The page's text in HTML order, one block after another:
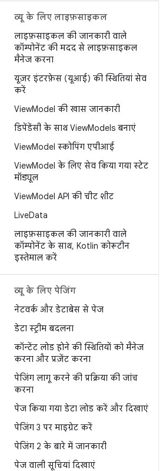
व्यू के लिए लाइफ़साइकल
लाइफ़साइकल की जानकारी वाले
कॉम्पोनेंट की मदद से लाइफ़साइकल
मैनेज करना
यूज़र इंटरफ़ेस (यूआई) की स्थितियां सेव
करें
ViewModel की खास जानकारी
डिपेंडेंसी के साथ ViewModels बनाएं
ViewModel स्कोपिंग एपीआई
ViewModel के लिए सेव किया गया स्टेट
मॉड्यूल
ViewModel API की चीट शीट
LiveData
लाइफ़साइकल की जानकारी वाले
कॉम्पोनेंट के साथ, Kotlin कोरूटीन
इस्तेमाल करें
व्यू के लिए पेजिंग
नेटवर्क और डेटाबेस से पेज
डेटा स्ट्रीम बदलना
कॉन्टेंट लोड होने की स्थितियों को मैनेज
करना और प्रज़ेंट करना
पेजिंग लागू करने की प्रक्रिया की जांच
करना
पेज किया गया डेटा लोड करें और दिखाएं
पेजिंग 3 पर माइग्रेट करें
पेजिंग 2 के बारे में जानकारी
पेज वाली सूचियां दिखाएं